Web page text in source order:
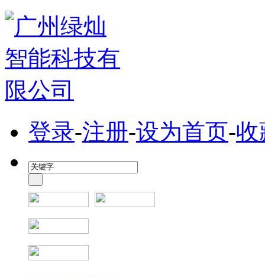
登录-注册-设为首页-收